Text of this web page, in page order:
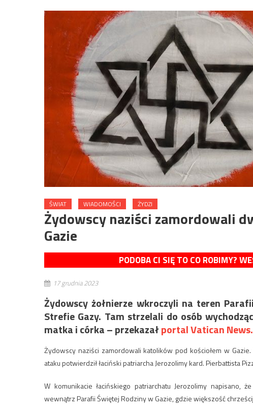
ŚWIAT WIADOMOŚCI ŻYDZI
Żydowscy naziści zamordowali
Gazie
PODOBA CI SIĘ TO CO ROBIMY?
17 grudnia 2023
Żydowscy żołnierze wkroczyli na teren
Strefie Gazy. Tam strzelali do osób
matka i córka – przekazałportal Vatican News.
Żydowscy naziści zamordowali katolików pod kościołem w
ataku potwierdził łaciński patriarcha Jerozolimy kard. Pierbattista
W komunikacie łacińskiego patriarchatu Jerozolimy napisano,
wewnątrz Parafii Świętej Rodziny w Gazie, gdzie większość